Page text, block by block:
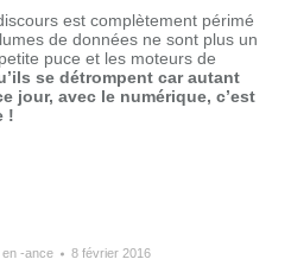
est complètement périmé
de données ne sont plus un
puce et les moteurs de
se détrompent car autant
jour, avec le numérique, c’est
!
en -ance 8 février 2016